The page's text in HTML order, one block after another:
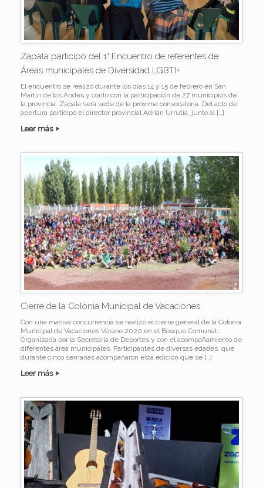
Zapala participó del 1° Encuentro de referentes de
Áreas municipales de Diversidad LGBTI+
El encuentro se realizó durante los días 14 y 15 de febrero en San
Martín de los Andes y contó con la participación de 27 municipios de
la provincia. Zapala será sede de la próxima convocatoria. Del acto de
apertura participó el director provincial Adrián Urrutia, junto al […]
Leer más
Cierre de la Colonia Municipal de Vacaciones
Con una masiva concurrencia se realizó el cierre general de la Colonia
Municipal de Vacaciones Verano 2020 en el Bosque Comunal.
Organizada por la Secretaría de Deportes y con el acompañamiento de
diferentes área municipales. Participantes de diversas edades, que
durante cinco semanas acompañaron esta edición que se […]
Leer más